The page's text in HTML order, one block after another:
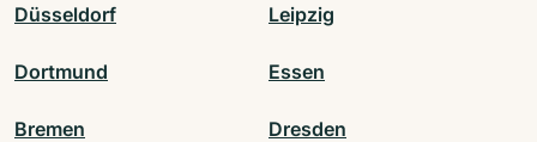
Düsseldorf Leipzig
Dortmund Essen
Bremen Dresden